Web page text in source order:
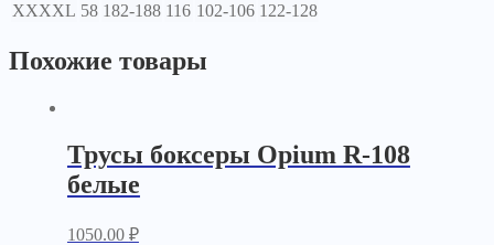
XXXXL 58 182-188 116 102-106 122-128
Похожие товары
Трусы боксеры Opium R-108
белые
1050.00 ₽